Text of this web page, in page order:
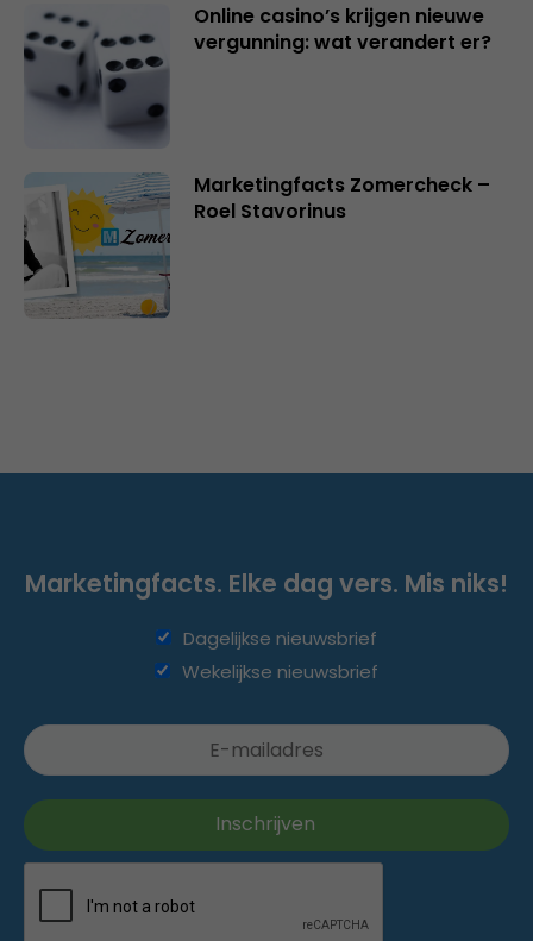
Online casino’s krijgen nieuwe
vergunning: wat verandert er?
Marketingfacts Zomercheck –
Roel Stavorinus
Marketingfacts. Elke dag vers. Mis niks!
Dagelijkse nieuwsbrief
Wekelijkse nieuwsbrief